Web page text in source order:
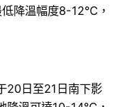
降溫幅度8-12℃，
20日至21日南下影